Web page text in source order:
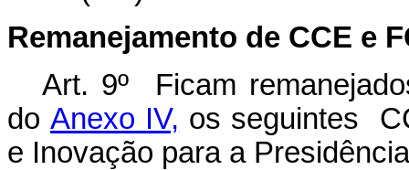
Remanejamento de CCE e
Art. 9º Ficam
doAnexo IV, os seguintes
e Inovação para a